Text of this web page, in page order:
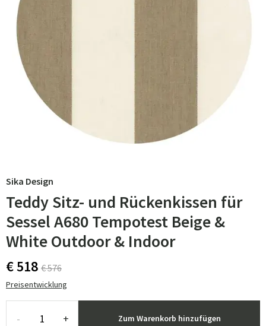
Sika Design
Teddy Sitz- und Rückenkissen für
Sessel A680 Tempotest Beige &
White Outdoor & Indoor
€ 518 € 576
Preisentwicklung
- + Zum Warenkorb hinzufügen